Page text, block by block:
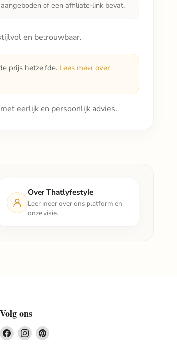
of een affiliate-link bevat.
en betrouwbaar.
prijs hetzelfde. Lees meer over
eerlijk en persoonlijk advies.
Over Thatlyfestyle
Leer meer over ons platform en
onze visie.
Volg ons
Vind Vind Vind